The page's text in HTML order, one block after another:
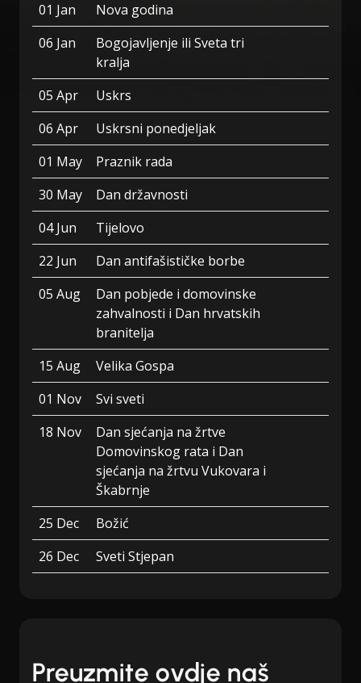
01 Jan
Nova godina
06 Jan
Bogojavljenje ili Sveta tri
kralja
05 Apr
Uskrs
06 Apr
Uskrsni ponedjeljak
01 May
Praznik rada
30 May
Dan državnosti
04 Jun
Tijelovo
22 Jun
Dan antifašističke borbe
05 Aug
Dan pobjede i domovinske
zahvalnosti i Dan hrvatskih
branitelja
15 Aug
Velika Gospa
01 Nov
Svi sveti
18 Nov
Dan sjećanja na žrtve
Domovinskog rata i Dan
sjećanja na žrtvu Vukovara i
Škabrnje
25 Dec
Božić
26 Dec
Sveti Stjepan
Preuzmite ovdje naš